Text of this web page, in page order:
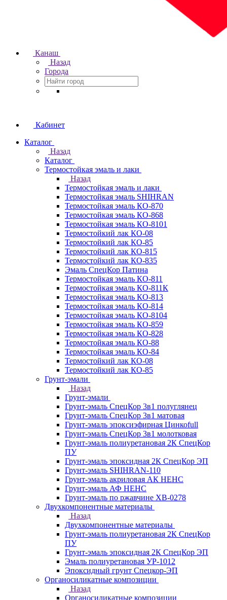
Канаш
Назад
Города
Кабинет
Каталог
Назад
Каталог
Термостойкая эмаль и лаки
Назад
Термостойкая эмаль и лаки
Термостойкая эмаль SHIHRAN
Термостойкая эмаль КО-870
Термостойкая эмаль КО-868
Термостойкая эмаль КО-8101
Термостойкий лак КО-08
Термостойкий лак КО-85
Термостойкий лак КО-815
Термостойкий лак КО-835
Эмаль СпецКор Патина
Термостойкая эмаль КО-811
Термостойкая эмаль КО-811К
Термостойкая эмаль КО-813
Термостойкая эмаль КО-814
Термостойкая эмаль КО-8104
Термостойкая эмаль КО-859
Термостойкая эмаль КО-828
Термостойкая эмаль КО-88
Термостойкая эмаль КО-84
Термостойкий лак КО-08
Термостойкий лак КО-85
Грунт-эмали
Назад
Грунт-эмали
Грунт-эмаль СпецКор 3в1 полуглянец
Грунт-эмаль СпецКор 3в1 матовая
Грунт-эмаль эпоксиэфирная Цинкоfull
Грунт-эмаль СпецКор 3в1 молотковая
Грунт-эмаль полиуретановая 2К СпецКор
ПУ
Грунт-эмаль эпоксидная 2К СпецКор ЭП
Грунт-эмаль SHIHRAN-110
Грунт-эмаль акриловая АК НЕНС
Грунт-эмаль АФ НЕНС
Грунт-эмаль по ржавчине ХВ-0278
Двухкомпонентные материалы
Назад
Двухкомпонентные материалы
Грунт-эмаль полиуретановая 2К СпецКор
ПУ
Грунт-эмаль эпоксидная 2К СпецКор ЭП
Эмаль полиуретановая УР-1012
Эпоксидный грунт Спецкор-ЭП
Органосиликатные композиции
Назад
Органосиликатные композиции